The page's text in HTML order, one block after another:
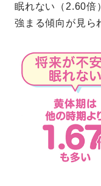
眠れない（2.60倍
強まる傾向が見ら